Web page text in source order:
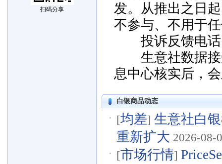
扫码分享
发。从推出之日
不参与、不用于
投诉反馈电话
生意社数据接
息中心核实后，
白银商品动态
[均差] 生意社白
重新扩大 2026-08-
[市场行情]